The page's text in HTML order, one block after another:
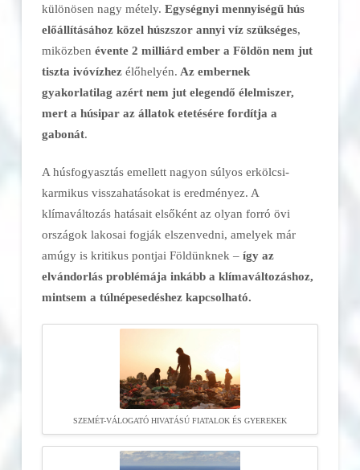
különösen nagy métely. Egységnyi mennyiségű hús
előállításához közel húszszor annyi víz szükséges,
miközben évente 2 milliárd ember a Földön nem jut
tiszta ivóvízhezélőhelyén. Az embernek
gyakorlatilag azért nem jut elegendő élelmiszer,
mert a húsipar az állatok etetésére fordítja a
gabonát.
A húsfogyasztás emellett nagyon súlyos erkölcsi-
karmikus visszahatásokat is eredményez. A
klímaváltozás hatásait elsőként az olyan forró övi
országok lakosai fogják elszenvedni, amelyek már
amúgy is kritikus pontjai Földünknek – így az
elvándorlás problémája inkább a klímaváltozáshoz,
mintsem a túlnépesedéshez kapcsolható.
SZEMÉT-VÁLOGATÓ HIVATÁSÚ FIATALOK ÉS GYEREKEK